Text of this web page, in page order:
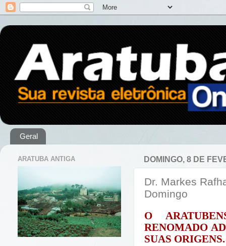
Geral
DOMINGO, 8 DE
Dr. Markes
Domingo
O
RENOMADO
SUAS ORIGENS.
ARATUBA ANTIGA